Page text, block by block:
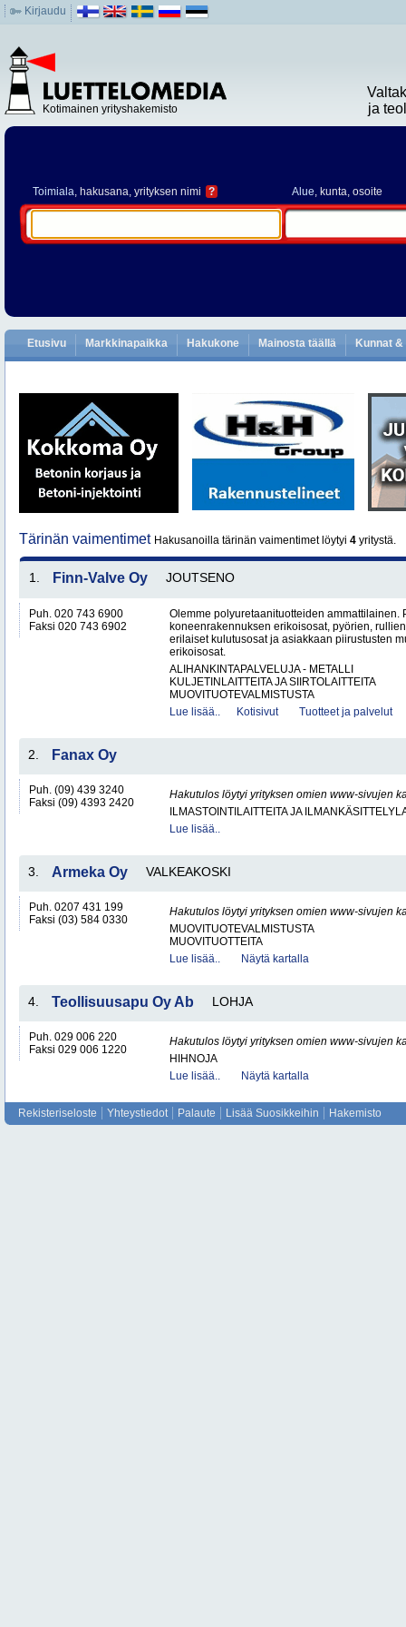
Kirjaudu
Kotimainen yrityshakemisto
ja
Toimiala, hakusana, yrityksen nimi ? Alue, kunta, osoite
Etusivu Markkinapaikka Hakukone Mainosta täällä Kunnat
Tärinän vaimentimet Hakusanoilla tärinän vaimentimet löytyi 4 yritystä.
1. Finn-Valve Oy JOUTSENO
Puh. 020 743 6900
Faksi 020 743 6902
Olemme polyuretaanituotteiden ammattilainen.
koneenrakennuksen erikoisosat, pyörien,
erilaiset kulutusosat ja asiakkaan piirustusten
erikoisosat.
ALIHANKINTAPALVELUJA - METALLI
KULJETINLAITTEITA JA SIIRTOLAITTEITA
MUOVITUOTEVALMISTUSTA
Lue lisää..
Kotisivut Tuotteet ja palvelut
2. Fanax Oy
Puh. (09) 439 3240
Faksi (09) 4393 2420
Hakutulos löytyi yrityksen omien www-sivujen
ILMASTOINTILAITTEITA JA
Lue lisää..
3. Armeka Oy VALKEAKOSKI
Puh. 0207 431 199
Faksi (03) 584 0330
Hakutulos löytyi yrityksen omien www-sivujen
MUOVITUOTEVALMISTUSTA
MUOVITUOTTEITA
Lue lisää..
Näytä kartalla
4. Teollisuusapu Oy Ab LOHJA
Puh. 029 006 220
Faksi 029 006 1220
Hakutulos löytyi yrityksen omien www-sivujen
HIHNOJA
Lue lisää..
Näytä kartalla
Rekisteriseloste Yhteystiedot Palaute Lisää Suosikkeihin Hakemisto